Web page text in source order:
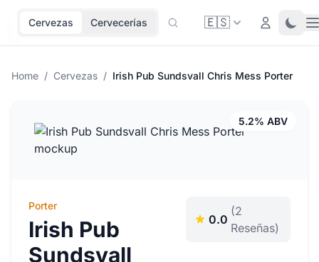
Cervezas Cervecerías 🇪🇸 Login
Home / Cervezas / Irish Pub Sundsvall Chris Mess Porter
5.2% ABV
Porter
Irish Pub
Sundsvall
0.0
(2
Reseñas)